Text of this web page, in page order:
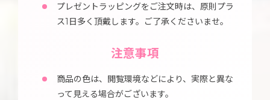
プレゼントラッピングをご注文時は、原則プラ
ス1日多く頂戴します。ご了承くださいませ。
注意事項
商品の色は、閲覧環境などにより、実際と異な
って見える場合がございます。